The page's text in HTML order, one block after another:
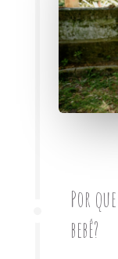
Por
bebê?